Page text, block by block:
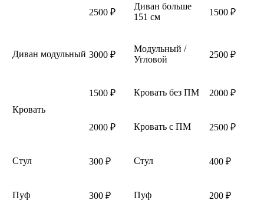
2500 ₽
Диван больше
151 см
1500 ₽
Диван модульный 3000 ₽
Модульный /
Угловой
2500 ₽
Кровать
1500 ₽ Кровать без ПМ 2000 ₽
2000 ₽ Кровать с ПМ 2500 ₽
Стул 300 ₽ Стул 400 ₽
Пуф 300 ₽ Пуф 200 ₽